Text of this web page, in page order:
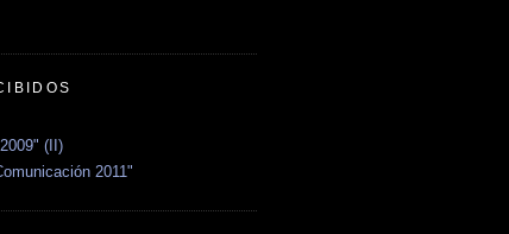
(II)
2011"